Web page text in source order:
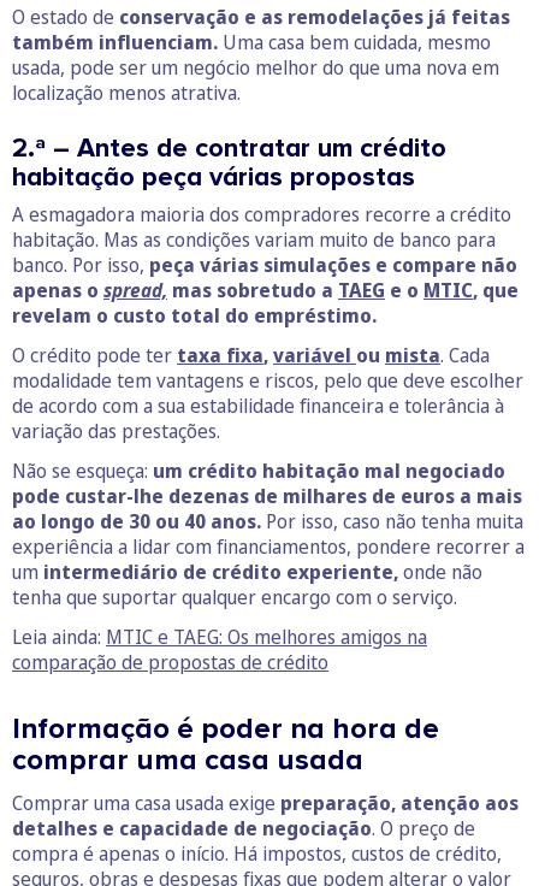
O estado de conservação e as remodelações já feitas
também influenciam. Uma casa bem cuidada, mesmo
usada, pode ser um negócio melhor do que uma nova em
localização menos atrativa.
2.ª – Antes de contratar um crédito
habitação peça várias propostas
A esmagadora maioria dos compradores recorre a crédito
habitação. Mas as condições variam muito de banco para
banco. Por isso, peça várias simulações e compare não
apenas o spread, mas sobretudo a TAEG e o MTIC, que
revelam o custo total do empréstimo.
O crédito pode ter taxa fixa,variável ou mista. Cada
modalidade tem vantagens e riscos, pelo que deve escolher
de acordo com a sua estabilidade financeira e tolerância à
variação das prestações.
Não se esqueça: um crédito habitação mal negociado
pode custar-lhe dezenas de milhares de euros a mais
ao longo de 30 ou 40 anos. Por isso, caso não tenha muita
experiência a lidar com financiamentos, pondere recorrer a
um intermediário de crédito experiente,onde não
tenha que suportar qualquer encargo com o serviço.
Leia ainda: MTIC e TAEG: Os melhores amigos na
comparação de propostas de crédito
Informação é poder na hora de
comprar uma casa usada
Comprar uma casa usada exige preparação, atenção aos
detalhes e capacidade de negociação. O preço de
compra é apenas o início. Há impostos, custos de crédito,
seguros, obras e despesas fixas que podem alterar o valor